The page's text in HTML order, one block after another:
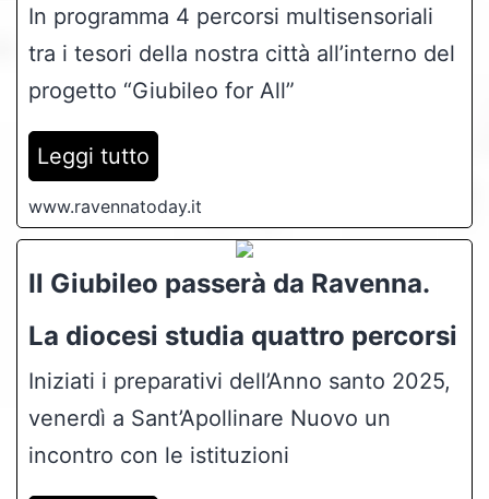
In programma 4 percorsi multisensoriali
tra i tesori della nostra città all’interno del
progetto “Giubileo for All”
Leggi tutto
www.ravennatoday.it
Il Giubileo passerà da Ravenna.
La diocesi studia quattro percorsi
Iniziati i preparativi dell’Anno santo 2025,
venerdì a Sant’Apollinare Nuovo un
incontro con le istituzioni